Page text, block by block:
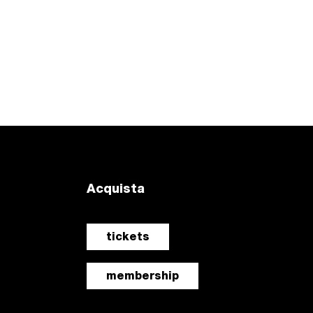
Acquista
tickets
membership